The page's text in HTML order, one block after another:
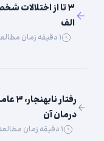
۳ تا از اختلالات
الف
۱ دقیقه زمان مطالعه
رفتار
درمان آن
۱ دقیقه زمان مطالعه